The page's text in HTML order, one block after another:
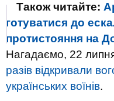
Також читайте:
готуватися до
протистояння на
Нагадаємо, 22
разів відкривали
українських воїнів.